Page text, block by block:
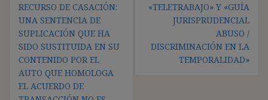
de
entradas
RECURSO DE CASACIÓN:
UNA SENTENCIA DE
SUPLICACIÓN QUE HA
SIDO SUSTITUIDA EN SU
CONTENIDO POR EL
AUTO QUE HOMOLOGA
EL ACUERDO DE
«TELETRABAJO» Y «GUÍA
JURISPRUDENCIAL
ABUSO /
DISCRIMINACIÓN EN LA
TEMPORALIDAD»